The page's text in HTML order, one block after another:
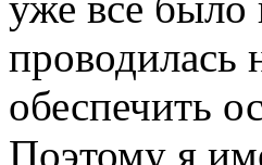
проводилась
обеспечить
Поэтому я